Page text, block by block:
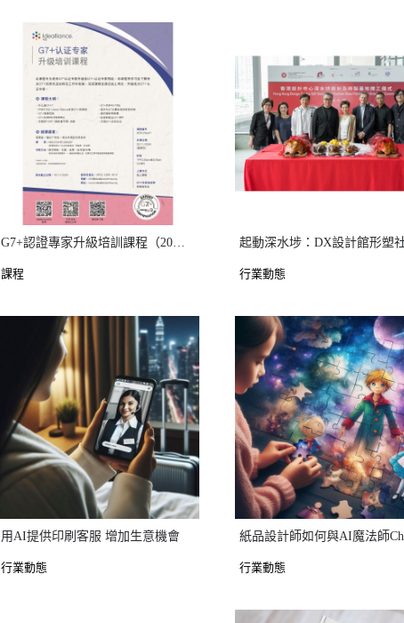
G7+認證專家升級培訓課程（2024年11月）
課程 行業動態
用AI提供印刷客服 增加生意機會
行業動態 行業動態